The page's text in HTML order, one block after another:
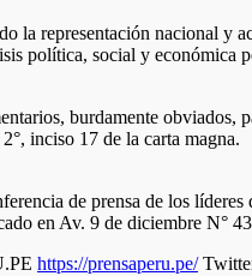
la representación nacional
política, social y económica
burdamente
inciso 17 de la carta magna.
de prensa de los
en Av. 9 de diciembre N°
https://prensaperu.pe/